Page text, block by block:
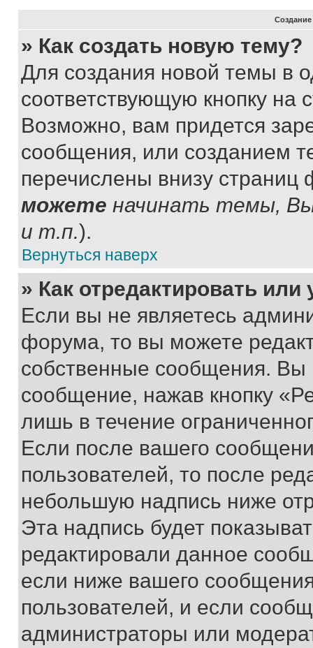
» Как создать новую тему?
Для создания новой темы в
соответствующую кнопку
Возможно, вам придется
сообщения, или созданием
перечислены внизу
можете начинать темы,
и т.п.).
Вернуться наверх
» Как отредактировать
Если вы не являетесь
форума, то вы можете
собственные сообщения. Вы
сообщение, нажав кнопку
лишь в течение
Если после вашего
пользователей, то после
небольшую надпись ниже
Эта надпись будет
редактировали данное
если ниже вашего
пользователей, и если
администраторы или